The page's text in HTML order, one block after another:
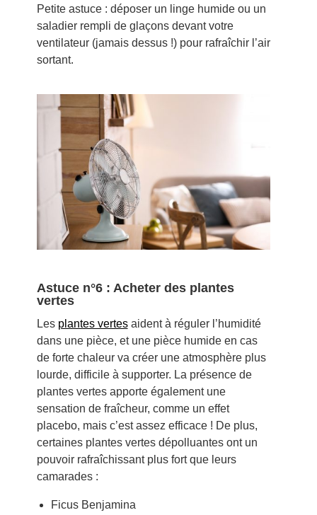
Petite astuce : déposer un linge humide ou un
saladier rempli de glaçons devant votre
ventilateur (jamais dessus !) pour rafraîchir l’air
sortant.
Astuce n°6 : Acheter des plantes
vertes
Les plantes vertesaident à réguler l’humidité
dans une pièce, et une pièce humide en cas
de forte chaleur va créer une atmosphère plus
lourde, difficile à supporter. La présence de
plantes vertes apporte également une
sensation de fraîcheur, comme un effet
placebo, mais c’est assez efficace ! De plus,
certaines plantes vertes dépolluantes ont un
pouvoir rafraîchissant plus fort que leurs
camarades :
Ficus Benjamina